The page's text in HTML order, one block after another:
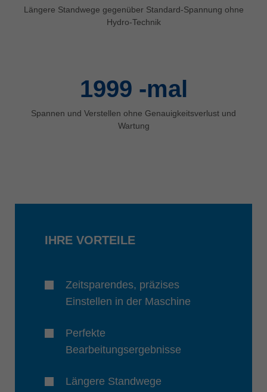
Längere Standwege gegenüber Standard-Spannung ohne
Hydro-Technik
2000 -mal
Spannen und Verstellen ohne Genauigkeitsverlust und
Wartung
IHRE VORTEILE
Zeitsparendes, präzises
Einstellen in der Maschine
Perfekte
Bearbeitungsergebnisse
Längere Standwege